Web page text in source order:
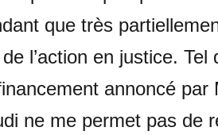
que très
l’action en justice. Tel
annoncé par
ne me permet pas de